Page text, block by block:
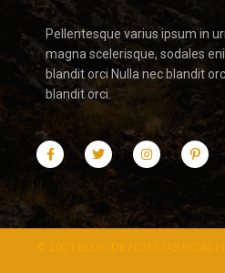
Pellentesque varius ipsum in
magna scelerisque, sodales
blandit orci Nulla nec blandit
blandit orci.
© 2021 BLOG DE NOTÍCIAS BOAS |